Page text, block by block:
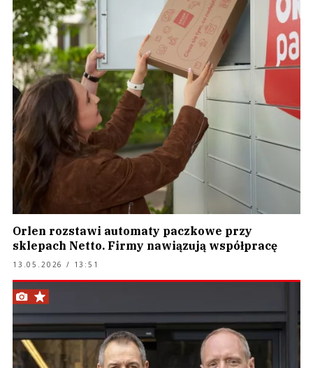
Orlen rozstawi automaty paczkowe przy
sklepach Netto. Firmy nawiązują współpracę
13.05.2026 / 13:51